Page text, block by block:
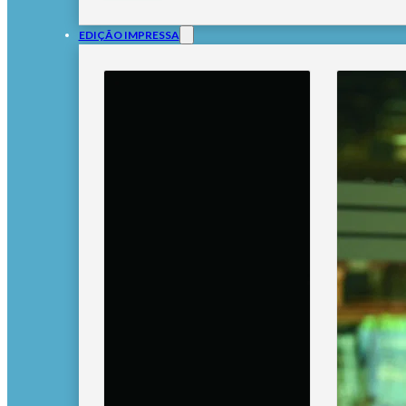
EDIÇÃO IMPRESSA